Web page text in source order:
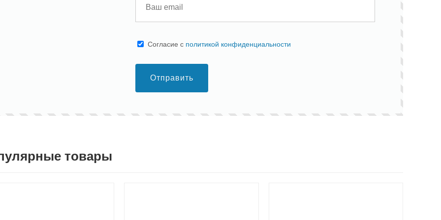
Cогласие с политикой конфиденциальности
Отправить
товары